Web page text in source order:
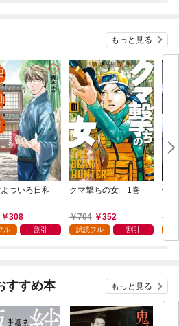
もっと見る
よついろ日和
308
ル 割引
クマ撃ちの女 1巻
704 352
試読フル 割引
俺
る
すすめ本 もっと見る